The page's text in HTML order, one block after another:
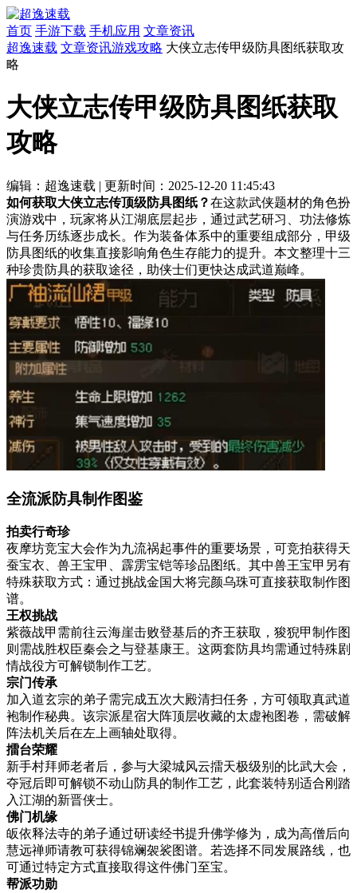
首页 手游下载 手机应用 文章资讯
超逸速载 文章资讯游戏攻略 大侠立志传甲级防具图纸获取攻
略
大侠立志传甲级防具图纸获取
攻略
编辑：超逸速载 | 更新时间：2025-12-20 11:45:43
如何获取大侠立志传顶级防具图纸？在这款武侠题材的角色扮
演游戏中，玩家将从江湖底层起步，通过武艺研习、功法修炼
与任务历练逐步成长。作为装备体系中的重要组成部分，甲级
防具图纸的收集直接影响角色生存能力的提升。本文整理十三
种珍贵防具的获取途径，助侠士们更快达成武道巅峰。
全流派防具制作图鉴
拍卖行奇珍
夜摩坊竞宝大会作为九流祸起事件的重要场景，可竞拍获得天
蚕宝衣、兽王宝甲、霹雳宝铠等珍品图纸。其中兽王宝甲另有
特殊获取方式：通过挑战金国大将完颜乌珠可直接获取制作图
谱。
王权挑战
紫薇战甲需前往云海崖击败登基后的齐王获取，狻猊甲制作图
则需战胜权臣秦会之与登基康王。这两套防具均需通过特殊剧
情战役方可解锁制作工艺。
宗门传承
加入道玄宗的弟子需完成五次大殿清扫任务，方可领取真武道
袍制作秘典。该宗派星宿大阵顶层收藏的太虚袍图卷，需破解
阵法机关后在左上画轴处取得。
擂台荣耀
新手村拜师老者后，参与大梁城风云擂天极级别的比武大会，
夺冠后即可解锁不动山防具的制作工艺，此套装特别适合刚踏
入江湖的新晋侠士。
佛门机缘
皈依释法寺的弟子通过研读经书提升佛学修为，成为高僧后向
慧远禅师请教可获得锦斓袈裟图谱。若选择不同发展路线，也
可通过特定方式直接取得这件佛门至宝。
帮派功勋